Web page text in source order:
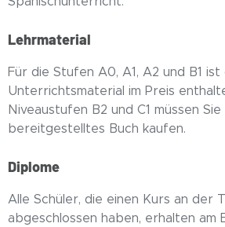
Lehrmaterial
Für die Stufen A0, A1, A2 und B1 ist
Unterrichtsmaterial im Preis
Niveaustufen B2 und C1 müssen
bereitgestelltes Buch kaufen.
Diplome
Alle Schüler, die einen Kurs an der
abgeschlossen haben, erhalten am